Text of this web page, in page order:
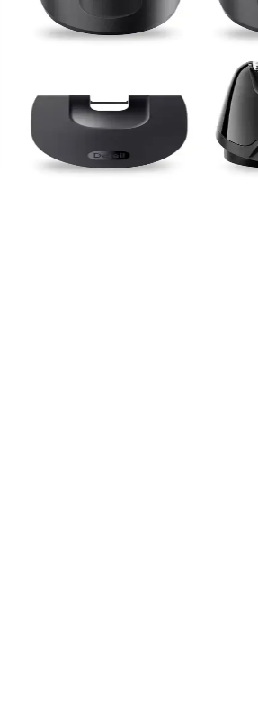
pratik bir tıraş cihazıdır.
performans sunar.
zaman kazandırır.